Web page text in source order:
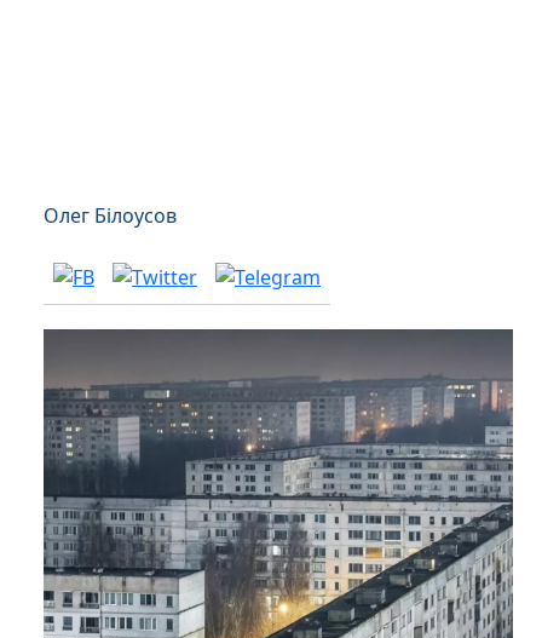
Олег Білоусов